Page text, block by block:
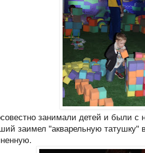
занимали детей и были с
заимел "акварельную татушку"